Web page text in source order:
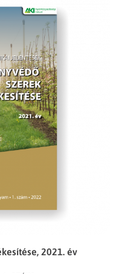
2021. év